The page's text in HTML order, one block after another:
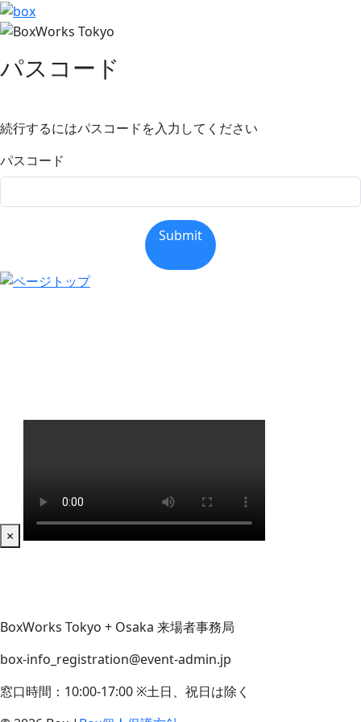
パスコード
続行するにはパスコードを入力してください
パスコード
Submit
BoxWorks Tokyo + Osaka 来場者事務局
box-info_registration@event-admin.jp
窓口時間：10:00-17:00 ※土日、祝日は除く
×